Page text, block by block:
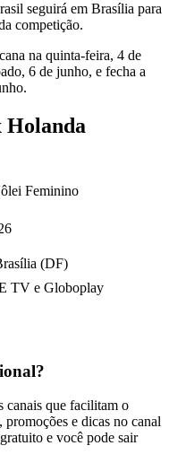
seguirá em Brasília para
competição.
na quinta-feira, 4 de
6 de junho, e fecha a
Holanda
Feminino
(DF)
TV e Globoplay
canais que facilitam o
promoções e dicas no canal
e você pode sair